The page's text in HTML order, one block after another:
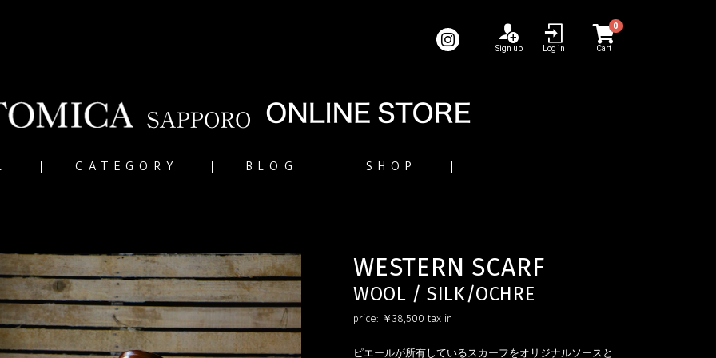
Sign up Log in
0
Cart
CATEGORY BLOG SHOP
WESTERN SCARF
WOOL / SILK/OCHRE
price: ￥38,500 tax in
ピエールが所有しているスカーフをオリジナルソースと